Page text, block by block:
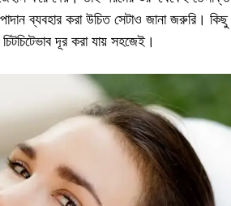
ব্যবহার করা উচিত সেটাও জানা জরুরি। কিছু
দূর করা যায় সহজেই।